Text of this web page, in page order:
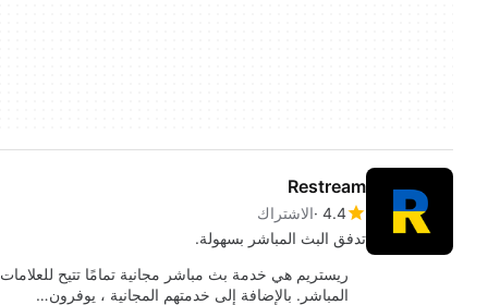
Restream
4.4 الاشتراك
تدفق البث المباشر بسهولة.
ريستريم هي خدمة بث مباشر مجانية تمامًا تتيح
المباشر. بالإضافة إلى خدمتهم المجانية ، يوفرون…